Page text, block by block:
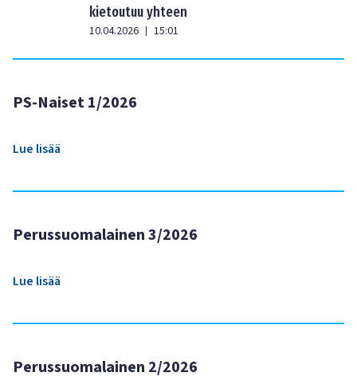
kietoutuu yhteen
10.04.2026 | 15:01
PS-Naiset 1/2026
Lue lisää
Perussuomalainen 3/2026
Lue lisää
Perussuomalainen 2/2026